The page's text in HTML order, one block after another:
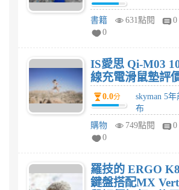
書籍 631點閱
0
0
IS愛思 Qi-M03
線充電滑鼠墊評
0.0分
skyman 5
布
購物
749點閱
0
0
羅技的 ERGO
鍵盤搭配MX